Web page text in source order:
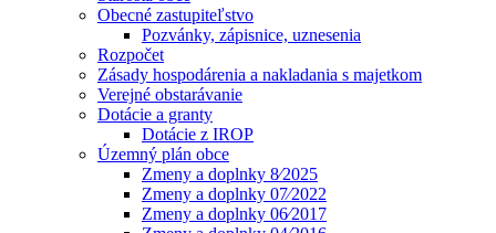
Obecné zastupiteľstvo
Pozvánky, zápisnice, uznesenia
Rozpočet
Zásady hospodárenia a nakladania s majetkom
Verejné obstarávanie
Dotácie a granty
Dotácie z IROP
Územný plán obce
Zmeny a doplnky 8⁄2025
Zmeny a doplnky 07⁄2022
Zmeny a doplnky 06⁄2017